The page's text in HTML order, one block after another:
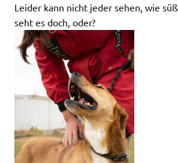
Leider kann nicht jeder sehen, wie
seht es doch, oder?